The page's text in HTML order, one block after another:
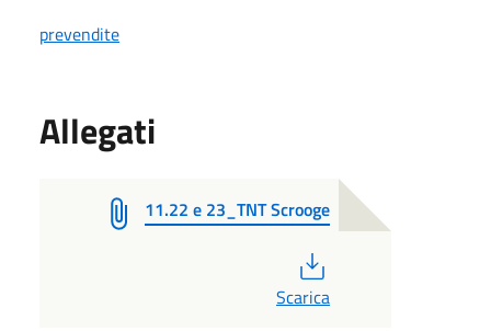
prevendite
Allegati
11.22 e 23_TNT Scrooge
Scarica